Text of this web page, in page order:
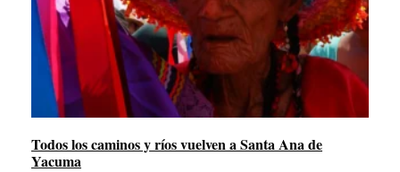
Todos los caminos y ríos vuelven a Santa Ana de
Yacuma